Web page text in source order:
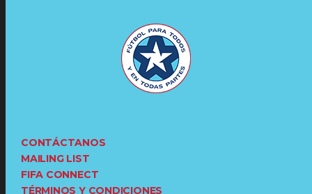
CONTÁCTANOS
MAILING LIST
FIFA CONNECT
TÉRMINOS Y CONDICIONES